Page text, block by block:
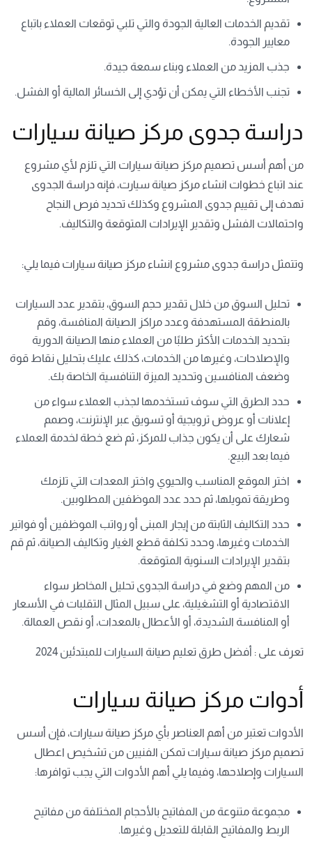
تقديم الخدمات العالية الجودة والتي تلبي توقعات العملاء باتباع
معايير الجودة.
جذب المزيد من العملاء وبناء سمعة جيدة.
تجنب الأخطاء التي يمكن أن تؤدي إلى الخسائر المالية أو الفشل.
دراسة جدوى مركز صيانة سيارات
من أهم أسس تصميم مركز صيانة سيارات التي تلزم لأي مشروع
عند اتباع خطوات انشاء مركز صيانة سيارت، فإنه دراسة الجدوى
تهدف إلى تقييم جدوى المشروع وكذلك تحديد فرص النجاح
واحتمالات الفشل وتقدير الإيرادات المتوقعة والتكاليف.
وتتمثل دراسة جدوى مشروع انشاء مركز صيانة سيارات فيما يلي:
تحليل السوق من خلال تقدير حجم السوق، بتقدير عدد السيارات
بالمنطقة المستهدفة وعدد مراكز الصيانة المنافسة، وقم
بتحديد الخدمات الأكثر طلبًا من العملاء منها الصيانة الدورية
والإصلاحات، وغيرها من الخدمات، كذلك عليك بتحليل نقاط قوة
وضعف المنافسين وتحديد الميزة التنافسية الخاصة بك.
حدد الطرق التي سوف تستخدمها لجذب العملاء سواء من
إعلانات أو عروض ترويجية أو تسويق عبر الإنترنت، وصمم
شعارك على أن يكون جذاب للمركز، ثم ضع خطة لخدمة العملاء
فيما بعد البيع.
اختر الموقع المناسب والحيوي واختر المعدات التي تلزمك
وطريقة تمويلها، ثم حدد عدد الموظفين المطلوبين.
حدد التكاليف الثابتة من إيجار المبنى أو رواتب الموظفين أو فواتير
الخدمات وغيرها، وحدد تكلفة قطع الغيار وتكاليف الصيانة، ثم قم
بتقدير الإيرادات السنوية المتوقعة.
من المهم وضع في دراسة الجدوى تحليل المخاطر سواء
الاقتصادية أو التشغيلية، على سبيل المثال التقلبات في الأسعار
أو المنافسة الشديدة، أو الأعطال بالمعدات، أو نقص العمالة.
تعرف على : أفضل طرق تعليم صيانة السيارات للمبتدئين 2024
أدوات مركز صيانة سيارات
الأدوات تعتبر من أهم العناصر بأي مركز صيانة سيارات، فإن أسس
تصميم مركز صيانة سيارات تمكن الفنيين من تشخيص اعطال
السيارات وإصلاحها، وفيما يلي أهم الأدوات التي يجب توافرها:
مجموعة متنوعة من المفاتيح بالأحجام المختلفة من مفاتيح
الربط والمفاتيح القابلة للتعديل وغيرها.